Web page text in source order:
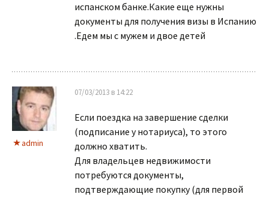
испанском банке.Какие еще нужны
документы для получения визы в Испанию
.Едем мы с мужем и двое детей
admin
07/03/2013 в 14:22
Если поездка на завершение сделки
(подписание у нотариуса), то этого
должно хватить.
Для владельцев недвижимости
потребуются документы,
подтверждающие покупку (для первой